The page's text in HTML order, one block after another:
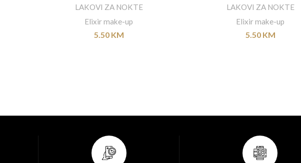
LAKOVI ZA NOKTE
Elixir make-up
5.50 KM
LAKOVI ZA NOKTE
Elixir make-up
5.50 KM